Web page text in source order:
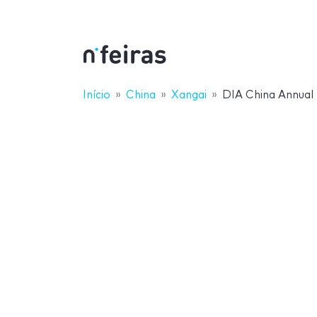
Início China Xangai DIA China